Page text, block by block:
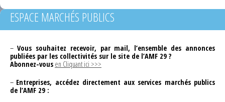
ESPACE MARCHÉS PUBLICS
– Vous souhaitez recevoir, par mail, l’ensemble des annonces
publiées par les collectivités sur le site de l’AMF 29 ?
Abonnez-vous en Cliquant ici >>>
– Entreprises, accédez directement aux services marchés publics
de l’AMF 29 :